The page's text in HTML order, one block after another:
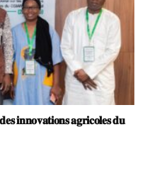
𝐢𝐧𝐧𝐨𝐯𝐚𝐭𝐢𝐨𝐧𝐬 𝐚𝐠𝐫𝐢𝐜𝐨𝐥𝐞𝐬 𝐝𝐮